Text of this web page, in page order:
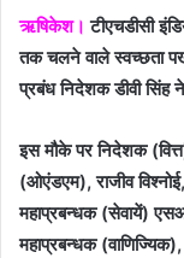
ऋषिकेश। टीएचडीसी
तक चलने वाले स्वच्छता
प्रबंध निदेशक डीवी सिंह
इस मौके पर निदेशक
(ओएंडएम), राजीव
महाप्रबन्धक (सेवायें)
महाप्रबन्धक